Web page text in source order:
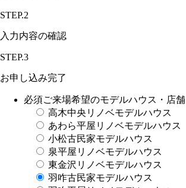
STEP.2
入力内容の確認
STEP.3
お申し込み完了
必須ご来場希望のモデルハウス・店舗
高木中央リノベモデルハウス
あわら平屋リノベモデルハウス
小松古民家モデルハウス
泉平屋リノベモデルハウス
東金沢リノベモデルハウス
羽咋古民家モデルハウス